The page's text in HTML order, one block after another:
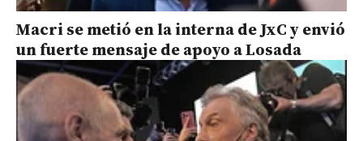
Macri se metió en la interna de JxC y envió
un fuerte mensaje de apoyo a Losada